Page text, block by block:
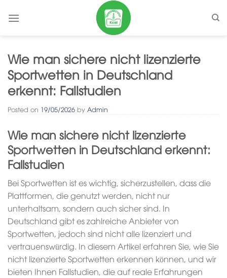
Wie man sichere nicht lizenzierte
Sportwetten in Deutschland
erkennt: Fallstudien
Posted on 19/05/2026 by Admin
Wie man sichere nicht lizenzierte
Sportwetten in Deutschland erkennt:
Fallstudien
Bei Sportwetten ist es wichtig, sicherzustellen, dass die
Plattformen, die genutzt werden, nicht nur
unterhaltsam, sondern auch sicher sind. In
Deutschland gibt es zahlreiche Anbieter von
Sportwetten, jedoch sind nicht alle lizenziert und
vertrauenswürdig. In diesem Artikel erfahren Sie, wie Sie
nicht lizenzierte Sportwetten erkennen können, und wir
bieten Ihnen Fallstudien, die auf reale Erfahrungen